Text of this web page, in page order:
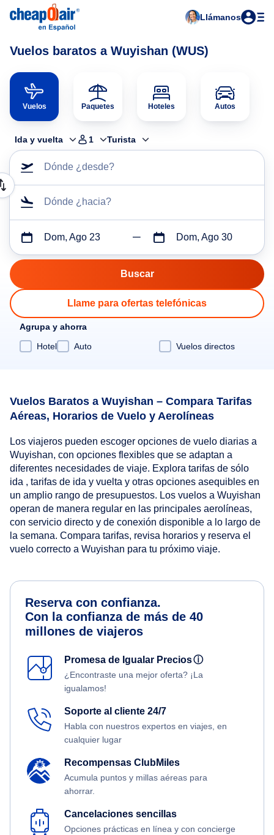
Llámanos
Vuelos baratos a Wuyishan (WUS)
Vuelos Paquetes Hoteles Autos
Ida y vuelta 1 Turista
Dónde ¿desde?
Dónde ¿hacia?
Dom, Ago 23 Dom, Ago 30
Llame para ofertas telefónicas
Agrupa y ahorra
Hotel
Auto Vuelos directos
Vuelos Baratos a Wuyishan – Compara Tarifas
Aéreas, Horarios de Vuelo y Aerolíneas
Los viajeros pueden escoger opciones de vuelo diarias a
Wuyishan, con opciones flexibles que se adaptan a
diferentes necesidades de viaje. Explora tarifas de sólo
ida , tarifas de ida y vuelta y otras opciones asequibles en
un amplio rango de presupuestos. Los vuelos a Wuyishan
operan de manera regular en las principales aerolíneas,
con servicio directo y de conexión disponible a lo largo de
la semana. Compara tarifas, revisa horarios y reserva el
vuelo correcto a Wuyishan para tu próximo viaje.
Reserva con confianza.
Con la confianza de más de 40
millones de viajeros
Promesa de Igualar Preciosⓘ
¿Encontraste una mejor oferta? ¡La
igualamos!
Soporte al cliente 24/7
Habla con nuestros expertos en viajes, en
cualquier lugar
Recompensas ClubMiles
Acumula puntos y millas aéreas para
ahorrar.
Cancelaciones sencillas
Opciones prácticas en línea y con concierge